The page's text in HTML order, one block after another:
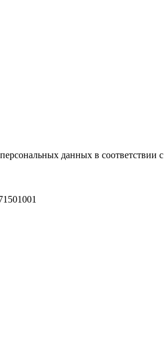
данных в соответствии с